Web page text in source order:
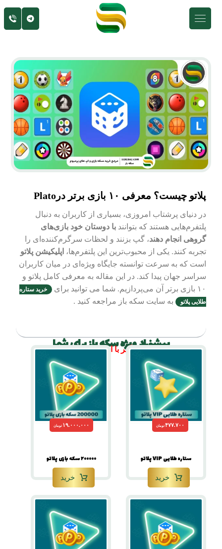
پلاتو چیست؟ معرفی ۱۰ بازی برتر درPlato
در دنیای پرشتاب امروزی، بسیاری از کاربران به دنبال
پلتفرم‌هایی هستند که بتوانندبا دوستان خود بازی‌های
گروهی انجام دهند، گپ بزنند و لحظات سرگرم‌کننده‌ای را
تجربه کنند. یکی از محبوب‌ترین این پلتفرم‌ها، اپلیکیشن پلاتو
است که به سرعت توانسته جایگاه ویژه‌ای در میان کاربران
سراسر جهان پیدا کند. در این مقاله به معرفی کامل پلاتو و
۱۰ بازی برتر آن می‌پردازیم. شما می توانید برای
خرید ستاره
طلایی پلاتو
به سایت سکه باز مراجعه کنید .
پیشنهاد ویژه سکه باز برای شما
۵% تخفیف بگیر با این کد تخفیف: seke
ستاره طلایی VIP پلاتو
۴۷۷.۷۰۰تومان
خرید
۲۰۰۰۰۰ سکه بازی پلاتو
۱۹.۰۰۰.۰۰۰ تومان
خرید